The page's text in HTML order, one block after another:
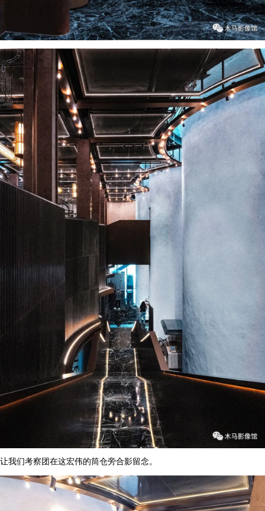
让我们考察团在这宏伟的筒仓旁合影留念。